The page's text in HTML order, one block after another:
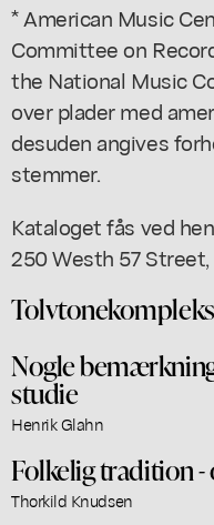
* American Music
Committee on
the National Music
over plader med
desuden angives
stemmer.
Kataloget fås ved
250 Westh 57 Street,
Nogle
studie
Henrik Glahn
Folkelig tradition
Thorkild Knudsen